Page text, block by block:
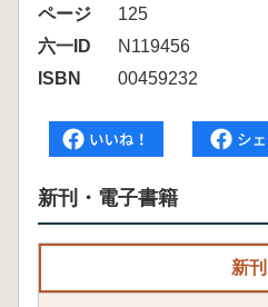
ページ
125
六一ID
N119456
ISBN
00459232
新刊・電子書籍
新刊